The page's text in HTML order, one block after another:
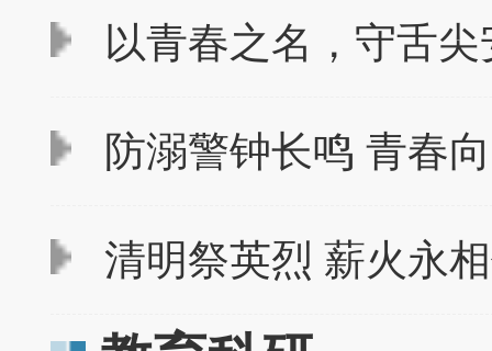
以青春之名，守舌
防溺警钟长鸣 青春
清明祭英烈 薪火永